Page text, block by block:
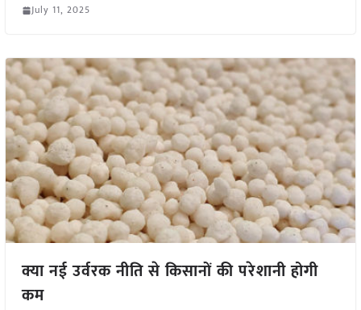
July 11, 2025
क्या नई उर्वरक नीति से किसानों की परेशानी होगी
कम